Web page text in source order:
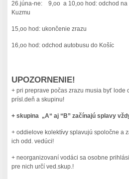
26.júna-ne: 9,oo a 10,oo hod: odchod
Kuzmu
15,oo hod: ukončenie zrazu
16,oo hod: odchod autobusu do Košíc
UPOZORNENIE!
+ pri preprave počas zrazu musia byť lode
prísl.deň a skupinu!
+ skupina „A“ aj “B” začínajú splavy
+ oddielove kolektívy splavujú spoločne a
ich odd. vedúci!
+ neorganizovaní vodáci sa osobne
pre nich určí ved.skup.!